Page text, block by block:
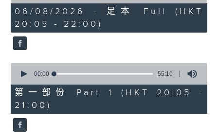
Recorded at NOSPR, Katowice on
波蘭國家電台交響樂團：馬勒最快樂的交響
貝斯梅德娜（女高音）
卡托維茲波蘭國家電台交響樂團｜范舒爾
（指揮）
馬勒
G大調第四交響曲 (58’)
2025年4月10日卡托維茲波蘭國家電台交響
1
hour,
55
minutes,
0
seconds
06/08/2026 - 足本 Full (HKT
20:05 - 22:00)
seconds
55
minutes,
10
seconds
00:00 55:10
第一部份 Part 1 (HKT 20:05 -
21:00)